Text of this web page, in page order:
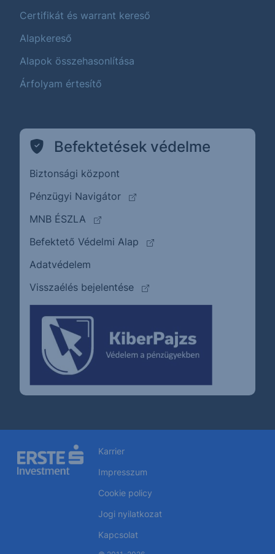
Certifikát és warrant kereső
Alapkereső
Alapok összehasonlítása
Árfolyam értesítő
Befektetések védelme
Biztonsági központ
Pénzügyi Navigátor
(külső oldalra ugrik)
MNB ÉSZLA
(külső oldalra ugrik)
Befektető Védelmi Alap
(külső oldalra ugrik)
Adatvédelem
Visszaélés bejelentése
(külső oldalra ugrik)
Karrier
Impresszum
Cookie policy
Jogi nyilatkozat
Kapcsolat